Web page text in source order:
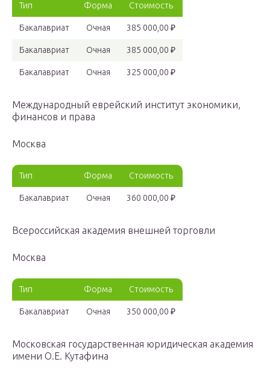
Тип Форма Стоимость
Бакалавриат Очная 385 000,00 ₽
Бакалавриат Очная 385 000,00 ₽
Бакалавриат Очная 325 000,00 ₽
Международный еврейский институт экономики,
финансов и права
Москва
Тип Форма Стоимость
Бакалавриат Очная 360 000,00 ₽
Всероссийская академия внешней торговли
Москва
Тип Форма Стоимость
Бакалавриат Очная 350 000,00 ₽
Московская государственная юридическая академия
имени О.Е. Кутафина